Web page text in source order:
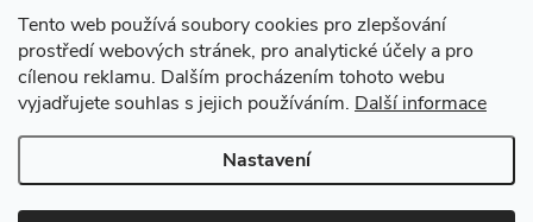
Tento web používá soubory cookies pro zlepšování
prostředí webových stránek, pro analytické účely a pro
cílenou reklamu. Dalším procházením tohoto webu
vyjadřujete souhlas s jejich používáním. Další informace
Nastavení
Vytvořil Shoptet
Copyright 2026iStage.cz. Všechna práva vyhrazena.Upravit nastavení
cookies